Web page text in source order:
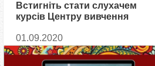
Встигніть стати слухачем
курсів Центру вивчення
навчальний рік розпочався!
01.09.2020